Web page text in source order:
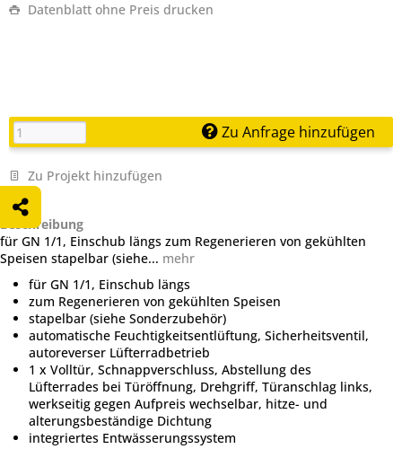
Datenblatt ohne Preis drucken
Zu Anfrage hinzufügen
Zu Projekt hinzufügen
Beschreibung
für GN 1/1, Einschub längs zum Regenerieren von gekühlten
Speisen stapelbar (siehe... mehr
für GN 1/1, Einschub längs
zum Regenerieren von gekühlten Speisen
stapelbar (siehe Sonderzubehör)
automatische Feuchtigkeitsentlüftung, Sicherheitsventil,
autoreverser Lüfterradbetrieb
1 x Volltür, Schnappverschluss, Abstellung des
Lüfterrades bei Türöffnung, Drehgriff, Türanschlag links,
werkseitig gegen Aufpreis wechselbar, hitze- und
alterungsbeständige Dichtung
integriertes Entwässerungssystem